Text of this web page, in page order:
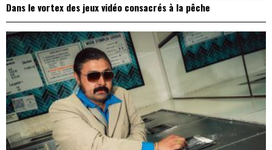
Dans le vortex des jeux vidéo consacrés à la pêche